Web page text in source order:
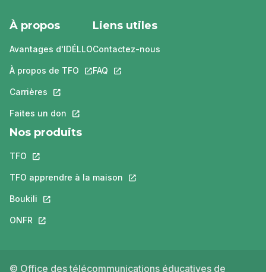
À propos
Avantages d'IDÉLLO
À propos de TFO Ce lien s'ouvrira dans un nouvel onglet.
Carrières Ce lien s'ouvrira dans un nouvel onglet.
Faites un don Ce lien s'ouvrira dans un nouvel onglet.
Liens utiles
Contactez-nous
FAQ Ce lien s'ouvrira dans un nouvel
Nos produits
TFO Ce lien s'ouvrira dans un nouvel onglet.
TFO apprendre à la maison Ce lien s'ouvrira dans un nouvel
Boukili Ce lien s'ouvrira dans un nouvel onglet.
ONFR Ce lien s'ouvrira dans un nouvel onglet.
© Office des télécommunications éducatives de